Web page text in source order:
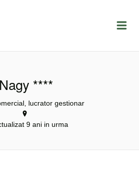
Nagy ****
lucrator gestionar
9 ani in urma